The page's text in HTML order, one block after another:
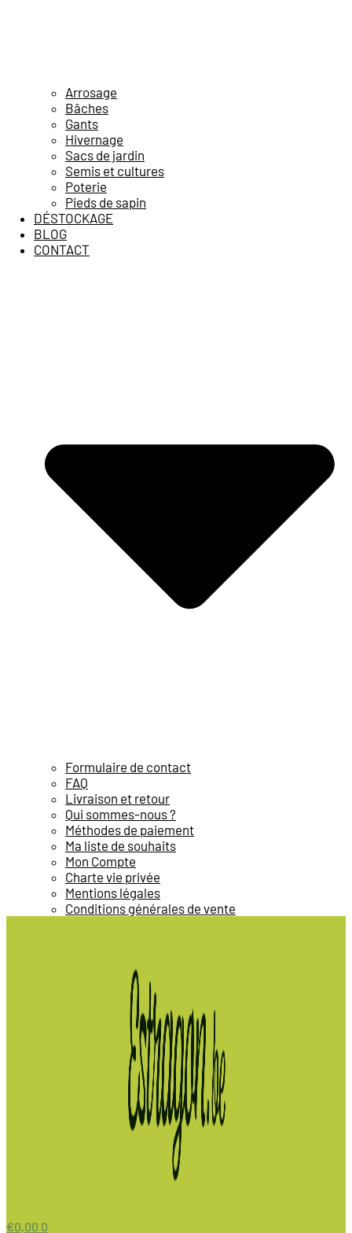
Arrosage
Bâches
Gants
Hivernage
Sacs de jardin
Semis et cultures
Poterie
Pieds de sapin
DÉSTOCKAGE
BLOG
CONTACT
Formulaire de contact
FAQ
Livraison et retour
Qui sommes-nous ?
Méthodes de paiement
Ma liste de souhaits
Mon Compte
Charte vie privée
Mentions légales
Conditions générales de vente
€0,00 0